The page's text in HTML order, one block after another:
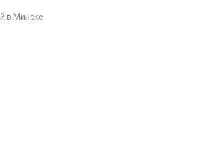
в Минске